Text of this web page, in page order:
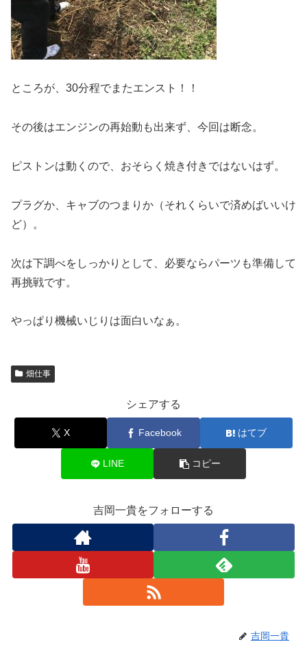
ところが、30分程でまたエンスト！！
その後はエンジンの再始動も出来ず、今回は断念。
ピストンは動くので、おそらく焼き付きではないはず。
プラグか、キャブのつまりか（それくらいで済めばいいけ
ど）。
次は下調べをしっかりとして、必要ならパーツも準備して
再挑戦です。
やっぱり機械いじりは面白いなぁ。
畑仕事
シェアする
X Facebook はてブ
LINE コピー
吉岡一貴をフォローする
吉岡一貴